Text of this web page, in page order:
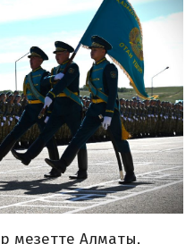
мезетте Алматы,